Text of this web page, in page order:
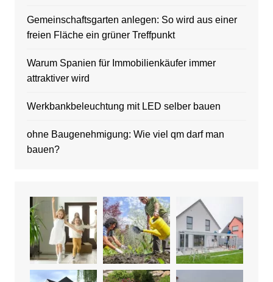
Gemeinschaftsgarten anlegen: So wird aus einer
freien Fläche ein grüner Treffpunkt
Warum Spanien für Immobilienkäufer immer
attraktiver wird
Werkbankbeleuchtung mit LED selber bauen
ohne Baugenehmigung: Wie viel qm darf man
bauen?